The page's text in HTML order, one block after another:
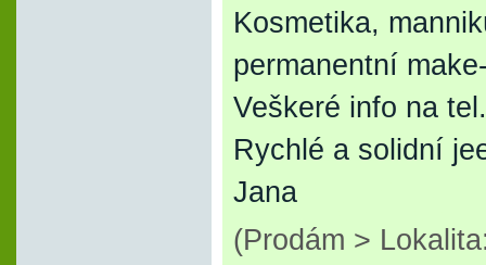
Kosmetika,
permanentní
Veškeré info na
Rychlé a solidní
Jana
(Prodám >